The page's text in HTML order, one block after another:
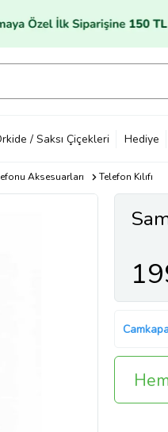
/ Saksı Çiçekleri Hediye
Aksesuarları Telefon Kılıfı